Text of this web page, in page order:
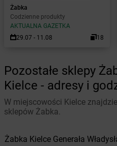
Żabka
Codzienne produkty
AKTUALNA GAZETKA
29.07 - 11.08
18
Pozostałe sklepy
Kielce - adresy i
W miejscowości Kielce
sklepów Żabka.
Żabka Kielce Generała